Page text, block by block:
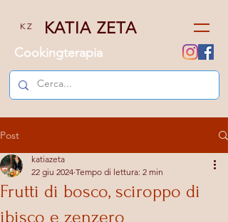
K Z KATIA ZETA
Cookingterapia
Post
Frutti di bosco, sciroppo di
ibisco e zenzero
katiazeta
22 giu 2024 Tempo di lettura: 2 min